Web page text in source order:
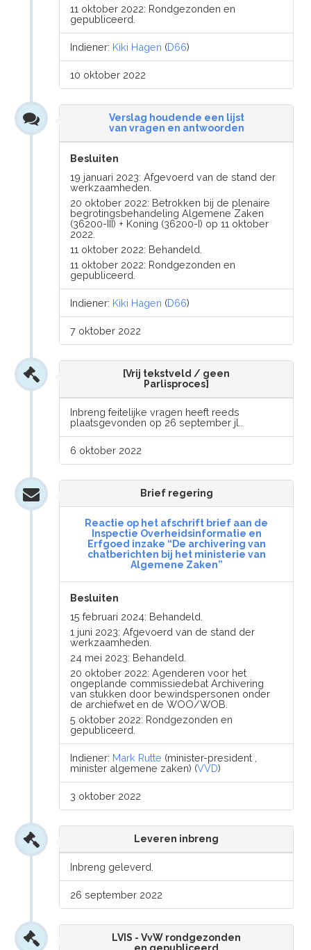
11 oktober 2022: Rondgezonden en
gepubliceerd.
Indiener: Kiki Hagen (D66)
10 oktober 2022
Verslag houdende een lijst
van vragen en antwoorden
Besluiten
19 januari 2023: Afgevoerd van de stand der
werkzaamheden.
20 oktober 2022: Betrokken bij de plenaire
begrotingsbehandeling Algemene Zaken
(36200-III) + Koning (36200-I) op 11 oktober
2022.
11 oktober 2022: Behandeld.
11 oktober 2022: Rondgezonden en
gepubliceerd.
Indiener: Kiki Hagen (D66)
7 oktober 2022
[Vrij tekstveld / geen
Parlisproces]
Inbreng feitelijke vragen heeft reeds
plaatsgevonden op 26 september jl..
6 oktober 2022
Brief regering
Reactie op het afschrift brief aan de
Inspectie Overheidsinformatie en
Erfgoed inzake “De archivering van
chatberichten bij het ministerie van
Algemene Zaken”
Besluiten
15 februari 2024: Behandeld.
1 juni 2023: Afgevoerd van de stand der
werkzaamheden.
24 mei 2023: Behandeld.
20 oktober 2022: Agenderen voor het
ongeplande commissiedebat Archivering
van stukken door bewindspersonen onder
de archiefwet en de WOO/WOB.
5 oktober 2022: Rondgezonden en
gepubliceerd.
Indiener: Mark Rutte (minister-president ,
minister algemene zaken) (VVD)
3 oktober 2022
Leveren inbreng
Inbreng geleverd.
26 september 2022
LVIS - VvW rondgezonden